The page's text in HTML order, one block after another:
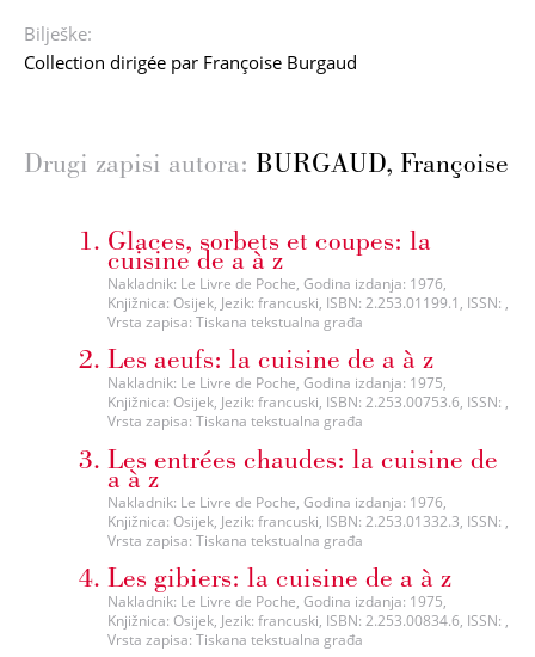
Bilješke:
Collection dirigée par Françoise Burgaud
Drugi zapisi autora: BURGAUD, Françoise
Glaces, sorbets et coupes: la
cuisine de a à z
Nakladnik: Le Livre de Poche, Godina izdanja: 1976,
Knjižnica: Osijek, Jezik: francuski, ISBN: 2.253.01199.1, ISSN: ,
Vrsta zapisa: Tiskana tekstualna građa
Les aeufs: la cuisine de a à z
Nakladnik: Le Livre de Poche, Godina izdanja: 1975,
Knjižnica: Osijek, Jezik: francuski, ISBN: 2.253.00753.6, ISSN: ,
Vrsta zapisa: Tiskana tekstualna građa
Les entrées chaudes: la cuisine de
a à z
Nakladnik: Le Livre de Poche, Godina izdanja: 1976,
Knjižnica: Osijek, Jezik: francuski, ISBN: 2.253.01332.3, ISSN: ,
Vrsta zapisa: Tiskana tekstualna građa
Les gibiers: la cuisine de a à z
Nakladnik: Le Livre de Poche, Godina izdanja: 1975,
Knjižnica: Osijek, Jezik: francuski, ISBN: 2.253.00834.6, ISSN: ,
Vrsta zapisa: Tiskana tekstualna građa